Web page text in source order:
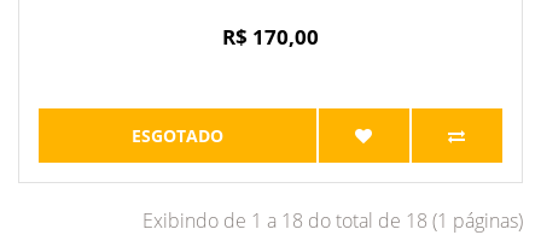
R$ 170,00
ESGOTADO
Exibindo de 1 a 18 do total de 18 (1 páginas)